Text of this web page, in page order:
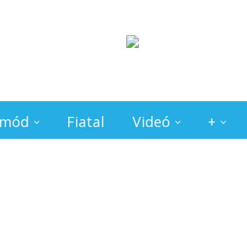
Fiatal Videó +